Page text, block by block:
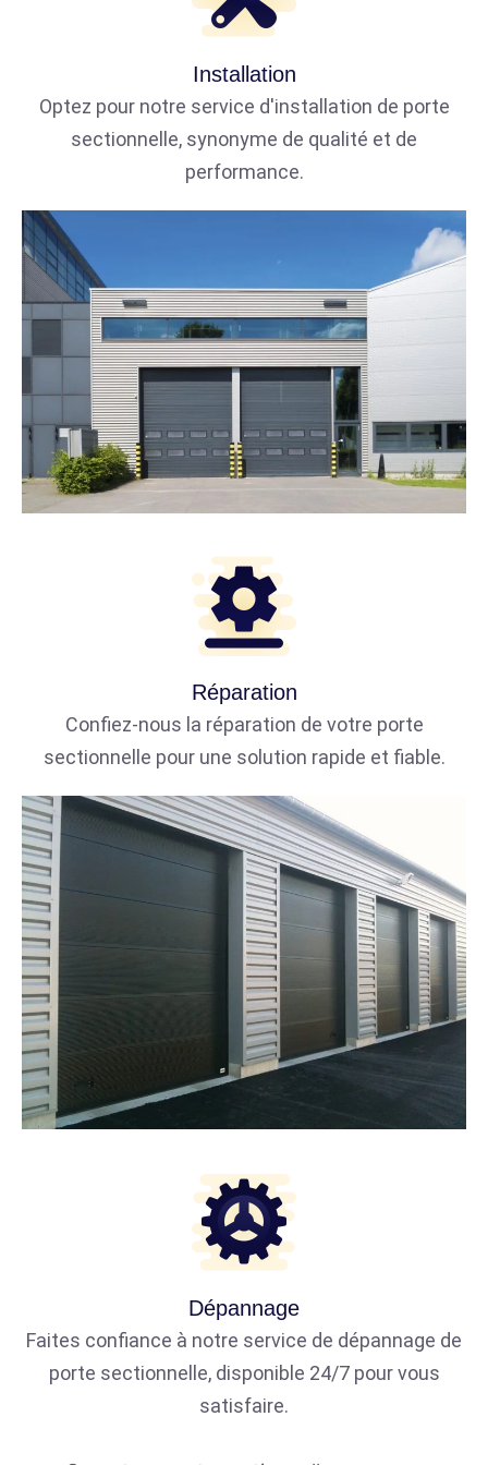
Installation
Optez pour notre service d'installation de porte
sectionnelle, synonyme de qualité et de
performance.
Réparation
Confiez-nous la réparation de votre porte
sectionnelle pour une solution rapide et fiable.
Dépannage
Faites confiance à notre service de dépannage de
porte sectionnelle, disponible 24/7 pour vous
satisfaire.